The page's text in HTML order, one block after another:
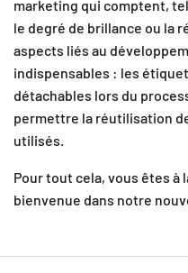
marketing qui comptent,
le degré de brillance ou la
aspects liés au
indispensables : les
détachables lors du
permettre la réutilisation
utilisés.
Pour tout cela, vous êtes à
bienvenue dans notre